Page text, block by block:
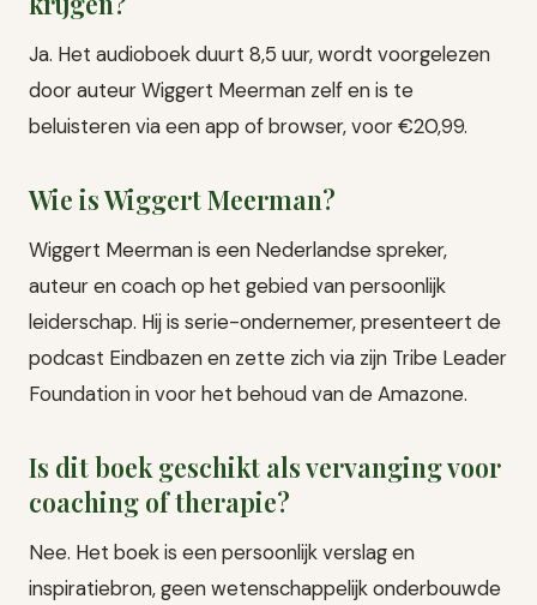
Ja. Het audioboek duurt 8,5 uur, wordt voorgelezen
door auteur Wiggert Meerman zelf en is te
beluisteren via een app of browser, voor €20,99.
Wie is Wiggert Meerman?
Wiggert Meerman is een Nederlandse spreker,
auteur en coach op het gebied van persoonlijk
leiderschap. Hij is serie-ondernemer, presenteert de
podcast Eindbazen en zette zich via zijn Tribe Leader
Foundation in voor het behoud van de Amazone.
Is dit boek geschikt als vervanging voor
coaching of therapie?
Nee. Het boek is een persoonlijk verslag en
inspiratiebron, geen wetenschappelijk onderbouwde